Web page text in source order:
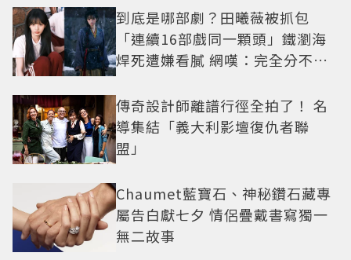
到底是哪部劇？田曦薇被抓包
「連續16部戲同一顆頭」鐵瀏海
焊死遭嫌看膩 網嘆：完全分不出
傳奇設計師離譜行徑全拍了！ 名
導集結「義大利影壇復仇者聯
盟」
Chaumet藍寶石、神秘鑽石藏專
屬告白獻七夕 情侶疊戴書寫獨一
無二故事